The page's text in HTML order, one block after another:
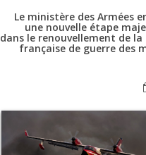
Le ministère des Armées
une nouvelle étape
dans le renouvellement de la
française de guerre des